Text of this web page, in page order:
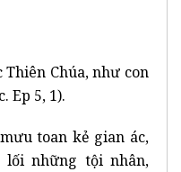
Chúa, như con
Ep 5, 1).
toan kẻ gian ác,
những tội nhân,